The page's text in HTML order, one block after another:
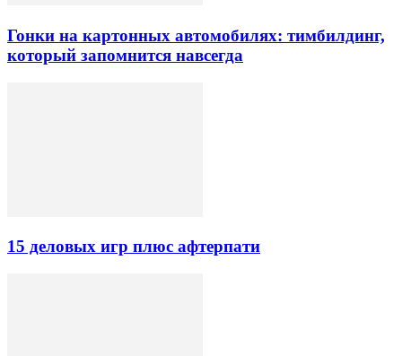
Гонки на картонных автомобилях: тимбилдинг,
который запомнится навсегда
15 деловых игр плюс афтерпати